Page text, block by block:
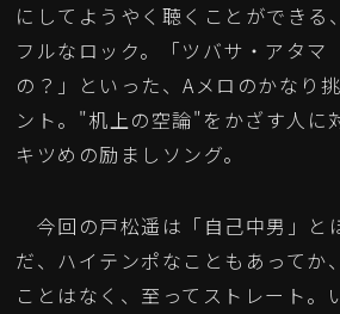
にしてようやく聴くことができる
フルなロック。「ツバサ・アタ
の？」といった、Aメロのかなり
ント。"机上の空論"をかざす人に
キツめの励ましソング。
今回の戸松遥は「自己中男」と
だ、ハイテンポなこともあってか
ことはなく、至ってストレート。